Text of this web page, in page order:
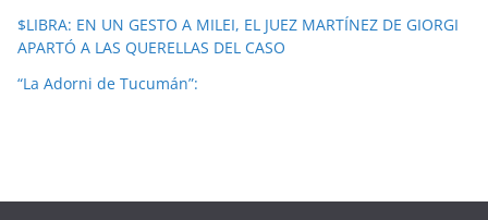
$LIBRA: EN UN GESTO A MILEI, EL JUEZ MARTÍNEZ DE GIORGI
APARTÓ A LAS QUERELLAS DEL CASO
“La Adorni de Tucumán”: